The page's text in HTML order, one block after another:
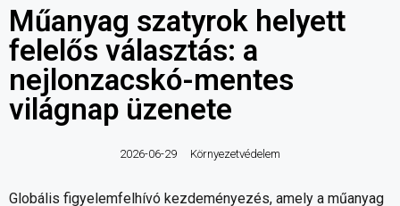
Műanyag szatyrok helyett
felelős választás: a
nejlonzacskó-mentes
világnap üzenete
2026-06-29 Környezetvédelem
Globális figyelemfelhívó kezdeményezés, amely a műanyag